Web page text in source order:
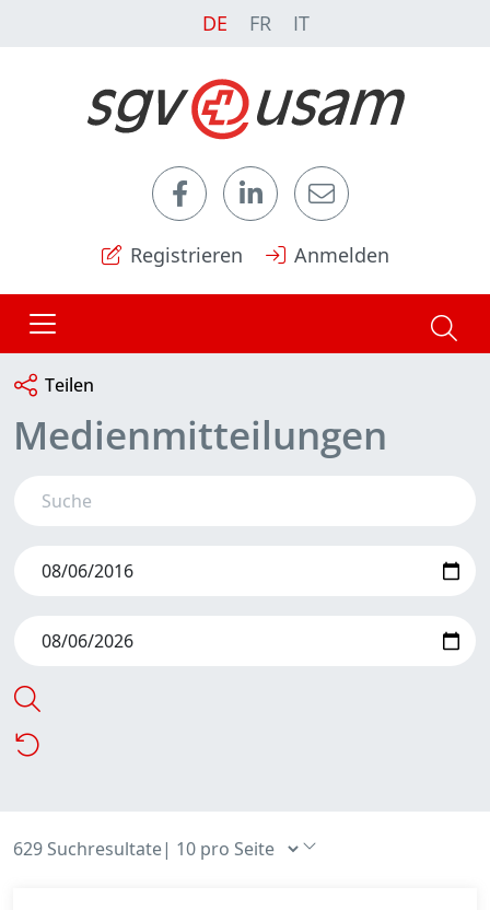
DE FR IT
Registrieren Anmelden
Teilen
Medienmitteilungen
629 Suchresultate|